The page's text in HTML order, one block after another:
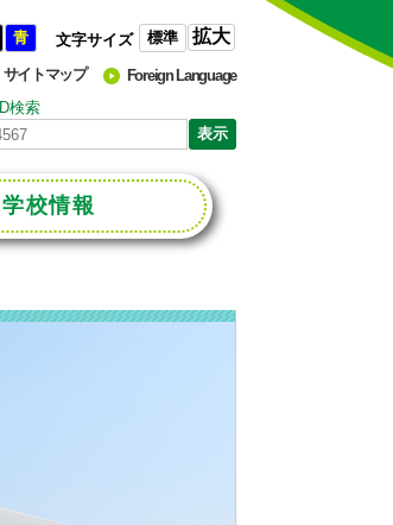
青 文字サイズ 標準 拡大
サイトマップ
Foreign Language
検索
校情報